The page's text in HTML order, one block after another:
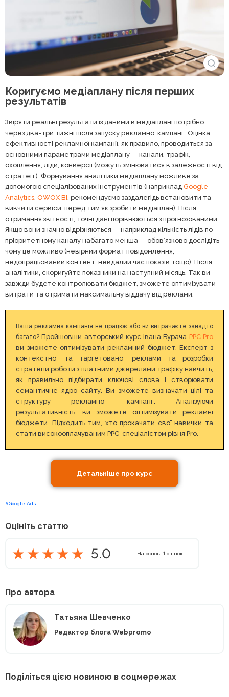
Коригуємо медіаплану після перших
результатів
Звіряти реальні результати із даними в медіаплані потрібно
через два-три тижні після запуску рекламної кампанії. Оцінка
ефективності рекламної кампанії, як правило, проводиться за
основними параметрами медіаплану — канали, трафік,
охоплення, ліди, конверсії (можуть змінюватися в залежності від
стратегії). Формування аналітики медіаплану можливе за
допомогою спеціалізованих інструментів (наприклад Google
Analytics, OWOX BI, рекомендуємо заздалегідь встановити та
вивчити сервіси, перед тим як зробити медіаплан). Після
отримання звітності, точні дані порівнюються з прогнозованими.
Якщо вони значно відрізняються — наприклад кількість лідів по
пріоритетному каналу набагато менша — обов’язково дослідіть
чому це можливо (невірний формат повідомлення,
недопрацьований контент, невдалий час показів тощо). Після
аналітики, скоригуйте показники на наступний місяць. Так ви
завжди будете контролювати бюджет, зможете оптимізувати
витрати та отримати максимальну віддачу від реклами.
Ваша рекламна кампанія не працює або ви витрачаєте занадто
багато? Пройшовши авторський курс Івана Бурача PPC Pro
ви зможете оптимізувати рекламний бюджет. Експерт з
контекстної та таргетованої реклами та розробки
стратегій роботи з платними джерелами трафіку навчить,
як правильно підбирати ключові слова і створювати
семантичне ядро сайту. Ви зможете визначати цілі та
структуру рекламної кампанії. Аналізуючи
результативність, ви зможете оптимізувати рекламні
бюджети. Підходить тим, хто прокачати свої навички та
стати високооплачуваним PPC-спеціалістом рівня Pro.
Детальніше про курс
#Google Ads
Оцініть статтю
5.0 На основі 1 оцінок
Про автора
Татьяна Шевченко
Редактор блога Webpromo
Поділіться цією новиною в соцмережах